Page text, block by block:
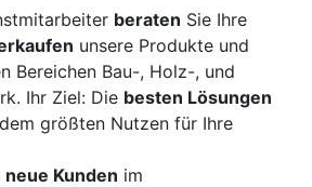
beraten Sie Ihre
unsere Produkte und
Bereichen Bau-, Holz-, und
Ihr Ziel: Die besten Lösungen
größten Nutzen für Ihre
Kunden im